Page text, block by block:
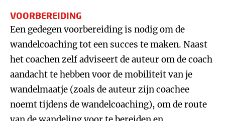
VOORBEREIDING
Een gedegen voorbereiding is nodig om de
wandelcoaching tot een succes te maken. Naast
het coachen zelf adviseert de auteur om de coach
aandacht te hebben voor de mobiliteit van je
wandelmaatje (zoals de auteur zijn coachee
noemt tijdens de wandelcoaching), om de route